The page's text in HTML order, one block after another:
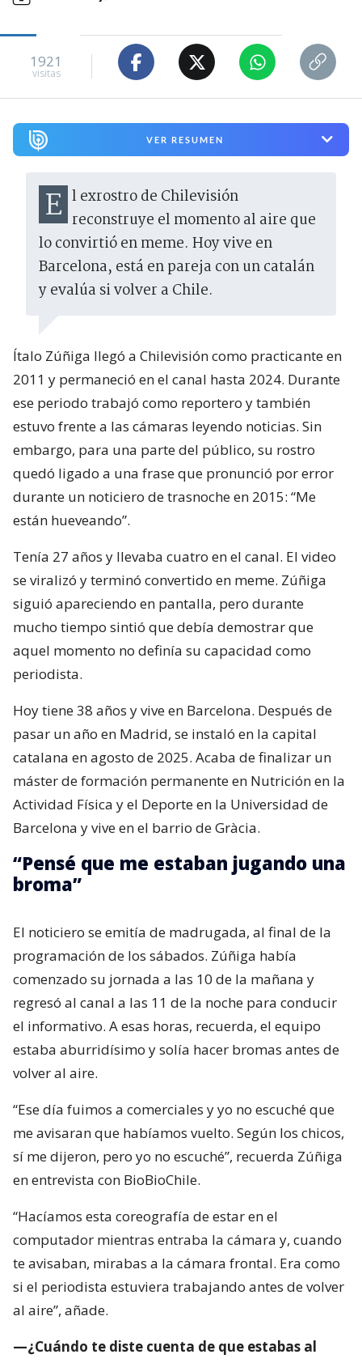
1921
visitas
VER RESUMEN
El exrostro de Chilevisión reconstruye el momento al aire que
lo convirtió en meme. Hoy vive en
Barcelona, está en pareja con un catalán
y evalúa si volver a Chile.
Ítalo Zúñiga llegó a Chilevisión como practicante en
2011 y permaneció en el canal hasta 2024. Durante
ese periodo trabajó como reportero y también
estuvo frente a las cámaras leyendo noticias. Sin
embargo, para una parte del público, su rostro
quedó ligado a una frase que pronunció por error
durante un noticiero de trasnoche en 2015: “Me
están hueveando”.
Tenía 27 años y llevaba cuatro en el canal. El video
se viralizó y terminó convertido en meme. Zúñiga
siguió apareciendo en pantalla, pero durante
mucho tiempo sintió que debía demostrar que
aquel momento no definía su capacidad como
periodista.
Hoy tiene 38 años y vive en Barcelona. Después de
pasar un año en Madrid, se instaló en la capital
catalana en agosto de 2025. Acaba de finalizar un
máster de formación permanente en Nutrición en la
Actividad Física y el Deporte en la Universidad de
Barcelona y vive en el barrio de Gràcia.
“Pensé que me estaban jugando una
broma”
El noticiero se emitía de madrugada, al final de la
programación de los sábados. Zúñiga había
comenzado su jornada a las 10 de la mañana y
regresó al canal a las 11 de la noche para conducir
el informativo. A esas horas, recuerda, el equipo
estaba aburridísimo y solía hacer bromas antes de
volver al aire.
“Ese día fuimos a comerciales y yo no escuché que
me avisaran que habíamos vuelto. Según los chicos,
sí me dijeron, pero yo no escuché”, recuerda Zúñiga
en entrevista con BioBioChile.
“Hacíamos esta coreografía de estar en el
computador mientras entraba la cámara y, cuando
te avisaban, mirabas a la cámara frontal. Era como
si el periodista estuviera trabajando antes de volver
al aire”, añade.
—¿Cuándo te diste cuenta de que estabas al